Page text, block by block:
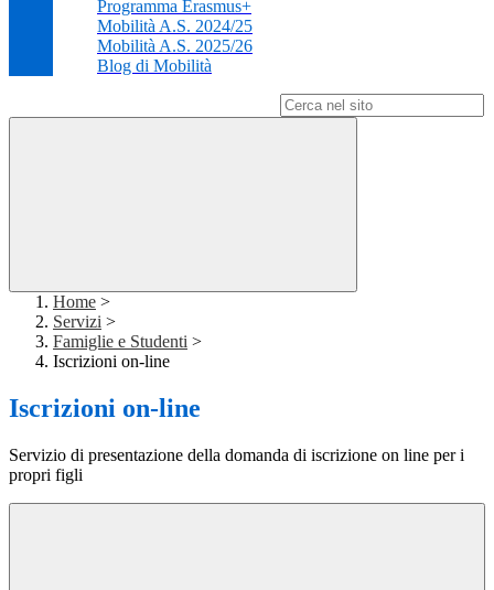
Programma Erasmus+
Mobilità A.S. 2024/25
Mobilità A.S. 2025/26
Blog di Mobilità
Home >
Servizi >
Famiglie e Studenti >
Iscrizioni on-line
Iscrizioni on-line
Servizio di presentazione della domanda di iscrizione on line per i
propri figli